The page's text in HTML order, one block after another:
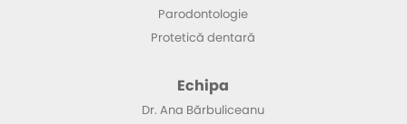
Parodontologie
Protetică dentară
Echipa
Dr. Ana Bărbuliceanu